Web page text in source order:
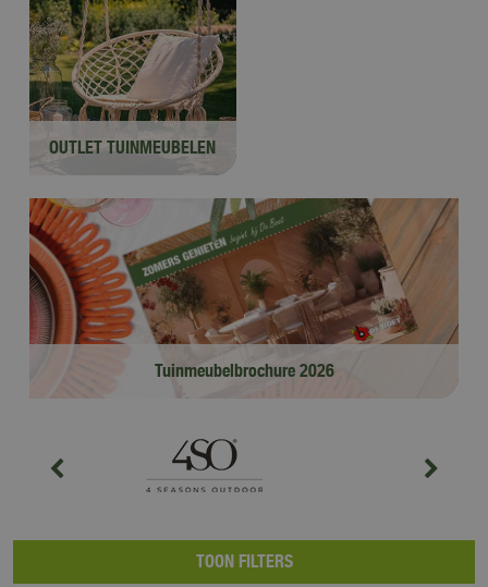
OUTLET TUINMEUBELEN
Tuinmeubelbrochure 2026
TOON FILTERS